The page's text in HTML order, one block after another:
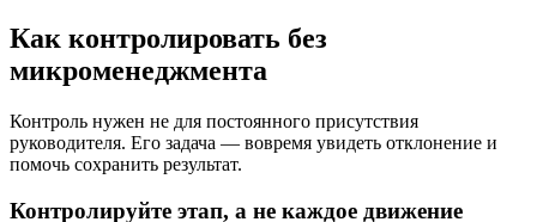
Как контролировать без
микроменеджмента
Контроль нужен не для постоянного присутствия
руководителя. Его задача — вовремя увидеть отклонение и
помочь сохранить результат.
Контролируйте этап, а не каждое движение